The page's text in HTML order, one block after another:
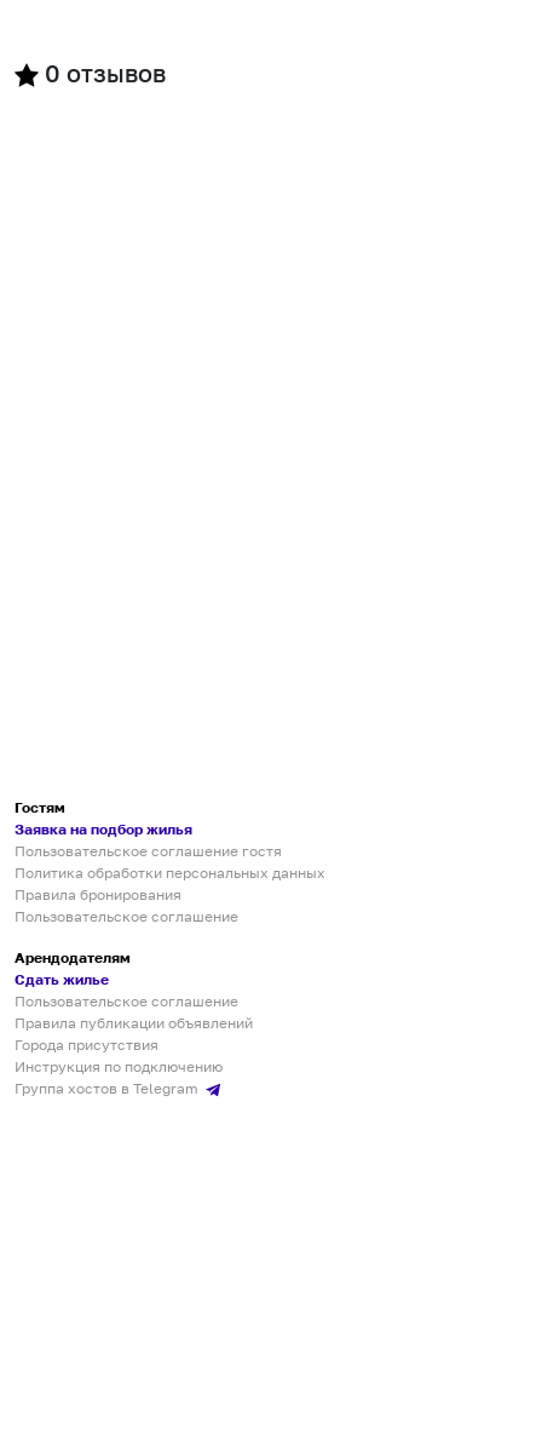
0 отзывов
Гостям
Заявка на подбор жилья
Пользовательское соглашение гостя
Политика обработки персональных данных
Правила бронирования
Пользовательское соглашение
Арендодателям
Сдать жилье
Пользовательское соглашение
Правила публикации объявлений
Города присутствия
Инструкция по подключению
Группа хостов в Telegram